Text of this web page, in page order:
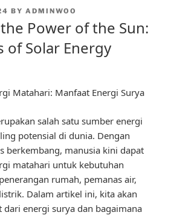
BY ADMINWOO
Power of the Sun:
of Solar Energy
Matahari: Manfaat Energi Surya
salah satu sumber energi
potensial di dunia. Dengan
berkembang, manusia kini dapat
matahari untuk kebutuhan
rumah, pemanas air,
Dalam artikel ini, kita akan
dari energi surya dan bagaimana